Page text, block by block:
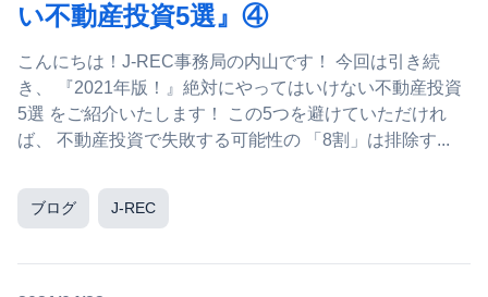
い不動産投資5選』④
こんにちは！J-REC事務局の内山です！ 今回は引き続
き、 『2021年版！』絶対にやってはいけない不動産投資
5選 をご紹介いたします！ この5つを避けていただけれ
ば、 不動産投資で失敗する可能性の 「8割」は排除す...
ブログ J-REC